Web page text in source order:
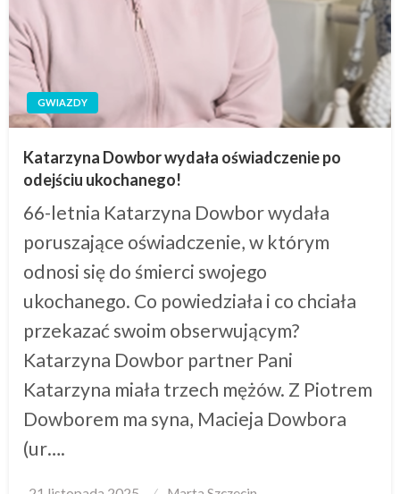
GWIAZDY
Katarzyna Dowbor wydała oświadczenie po
odejściu ukochanego!
66-letnia Katarzyna Dowbor wydała
poruszające oświadczenie, w którym
odnosi się do śmierci swojego
ukochanego. Co powiedziała i co chciała
przekazać swoim obserwującym?
Katarzyna Dowbor partner Pani
Katarzyna miała trzech mężów. Z Piotrem
Dowborem ma syna, Macieja Dowbora
(ur….
Posted